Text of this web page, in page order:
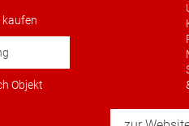
Objekt